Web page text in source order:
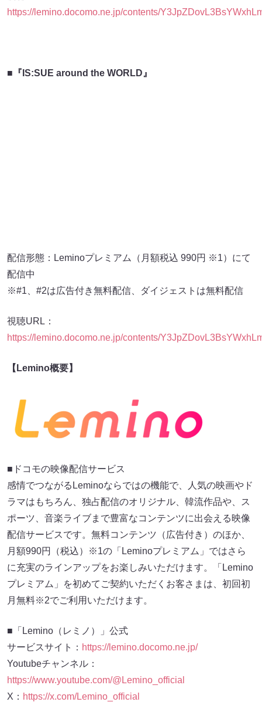
https://lemino.docomo.ne.jp/contents/
■『IS:SUE around the WORLD』
配信形態：Leminoプレミアム（月額税込 990円 ※1）にて
配信中
※#1、#2は広告付き無料配信、ダイジェストは無料配信
視聴URL：
https://lemino.docomo.ne.jp/contents/
【Lemino概要】
■ドコモの映像配信サービス
感情でつながるLeminoならではの機能で、人気の映画やド
ラマはもちろん、独占配信のオリジナル、韓流作品や、ス
ポーツ、音楽ライブまで豊富なコンテンツに出会える映像
配信サービスです。無料コンテンツ（広告付き）のほか、
月額990円（税込）※1の「Leminoプレミアム」ではさら
に充実のラインアップをお楽しみいただけます。「Lemino
プレミアム」を初めてご契約いただくお客さまは、初回初
月無料※2でご利用いただけます。
■「Lemino（レミノ）」公式
サービスサイト： https://lemino.docomo.ne.jp/
Youtubeチャンネル：
https://www.youtube.com/@Lemino_official
X： https://x.com/Lemino_official